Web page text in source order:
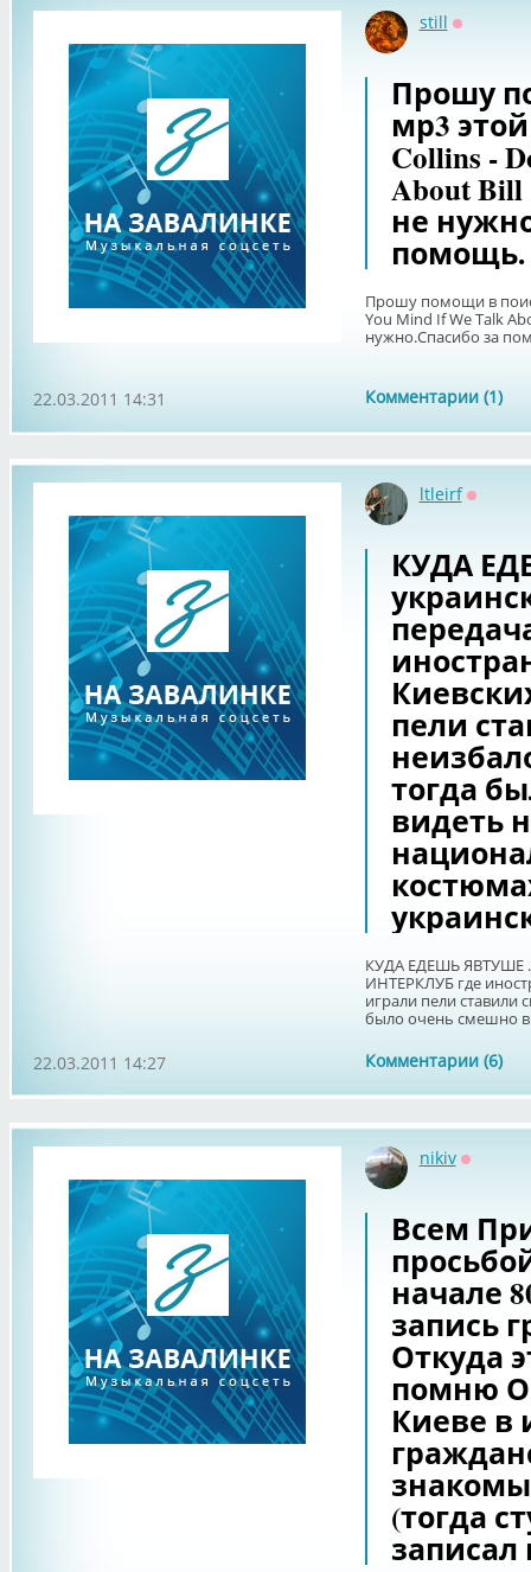
still
Прошу
мр3
Collins -
About
не
помощь.
Прошу помощи в
You Mind If We Talk
нужно.Спасибо за
Комментарии (1)
22.03.2011 14:31
ltleirf
КУДА
пели
тогда
видеть
КУДА ЕДЕШЬ ЯВТУШЕ .
ИНТЕРКЛУБ где
играли пели
было очень смешно
Комментарии (6)
22.03.2011 14:27
nikiv
Всем
начале
запись
Откуда
помню
Киеве в
(тогда
записал